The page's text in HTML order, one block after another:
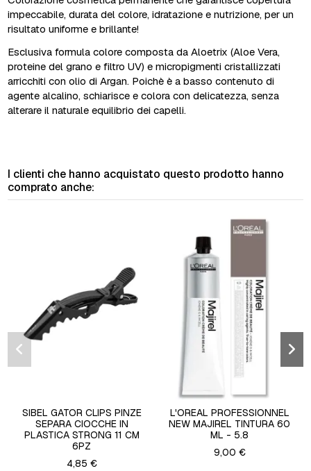
impeccabile, durata del colore, idratazione e nutrizione, per un
risultato uniforme e brillante!
Esclusiva formula colore composta da Aloetrix (Aloe Vera,
proteine del grano e filtro UV) e micropigmenti cristallizzati
arricchiti con olio di Argan. Poichè è a basso contenuto di
agente alcalino, schiarisce e colora con delicatezza, senza
alterare il naturale equilibrio dei capelli.
I clienti che hanno acquistato questo prodotto hanno
comprato anche:
SIBEL GATOR CLIPS PINZE
SEPARA CIOCCHE IN
PLASTICA STRONG 11 CM
6PZ
4,85 €
L'OREAL PROFESSIONNEL
NEW MAJIREL TINTURA 60
ML - 5.8
9,00 €